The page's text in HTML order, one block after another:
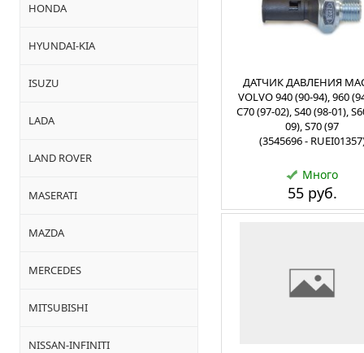
HONDA
HYUNDAI-KIA
ISUZU
LADA
LAND ROVER
MASERATI
MAZDA
MERCEDES
MITSUBISHI
NISSAN-INFINITI
ДАТЧИК ДАВЛЕНИЯ
VOLVO 940 (90-94), 960
C70 (97-02), S40 (98-01),
09), S70 (97
(3545696 -
Много
55 руб.